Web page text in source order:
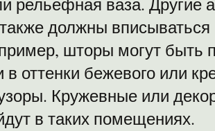
должны
шторы могут быть
оттенки бежевого или
Кружевные или
в таких помещениях.